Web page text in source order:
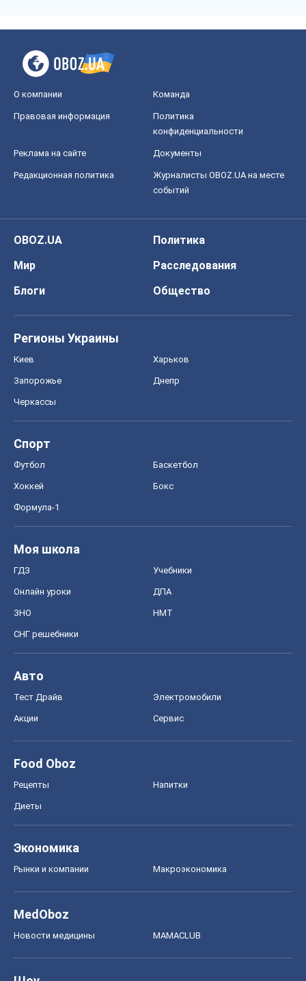
OBOZ.UA
Мир
Блоги
Общество
Регионы Украины
Днепр
Футбол Баскетбол
Хоккей Бокс
Формула-1
Моя школа
ГДЗ Учебники
Онлайн уроки
ЗНО НМТ
СНГ решебники
Авто
Тест Драйв
Акции Сервис
Food Oboz
Рецепты Напитки
Диеты
Экономика
Рынки и компании
MedOboz
Новости медицины MAMACLUB
Шоу
Афиша
Женский Журнал